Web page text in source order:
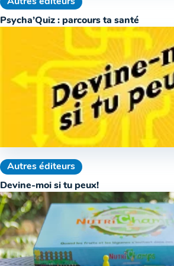
Psycha’Quiz : parcours ta santé
Autres éditeurs
Devine-moi si tu peux!